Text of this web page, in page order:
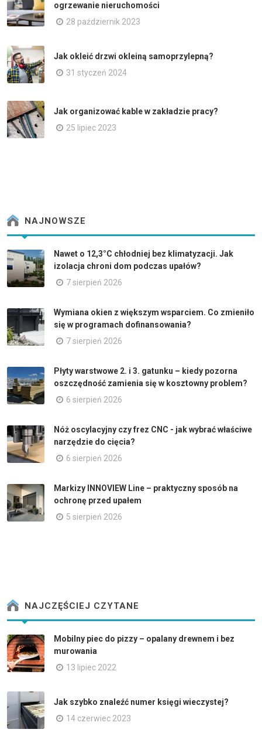
ogrzewanie nieruchomości
28 październik 2023
Jak okleić drzwi okleiną samoprzylepną?
31 styczeń 2024
Jak organizować kable w zakładzie pracy?
25 lipiec 2023
NAJNOWSZE
Nawet o 12,3°C chłodniej bez klimatyzacji. Jak
izolacja chroni dom podczas upałów?
7 sierpień 2026
Wymiana okien z większym wsparciem. Co zmieniło
się w programach dofinansowania?
7 sierpień 2026
Płyty warstwowe 2. i 3. gatunku – kiedy pozorna
oszczędność zamienia się w kosztowny problem?
6 sierpień 2026
Nóż oscylacyjny czy frez CNC - jak wybrać właściwe
narzędzie do cięcia?
6 sierpień 2026
Markizy INNOVIEW Line – praktyczny sposób na
ochronę przed upałem
5 sierpień 2026
NAJCZĘŚCIEJ CZYTANE
Mobilny piec do pizzy – opalany drewnem i bez
murowania
13 lipiec 2022
Jak szybko znaleźć numer księgi wieczystej?
14 czerwiec 2023